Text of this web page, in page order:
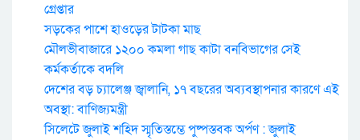
গ্রেপ্তার
সড়কের পাশে হাওড়ের টাটকা মাছ
মৌলভীবাজারে ১২০০ কমলা গাছ কাটা বনবিভাগের সেই
কর্মকর্তাকে বদলি
দেশের বড় চ্যালেঞ্জ জ্বালানি, ১৭ বছরের অব্যবস্থাপনার কারণে এই
অবস্থা: বাণিজ্যমন্ত্রী
সিলেটে জুলাই শহিদ স্মৃতিস্তম্ভে পুষ্পস্তবক অর্পণ : জুলাই